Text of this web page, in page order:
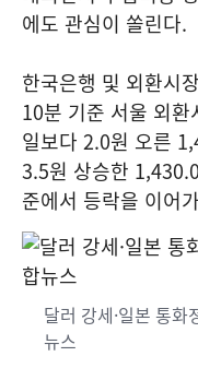
에도 관심이 쏠린다.
한국은행 및 외환시
10분 기준 서울 외
일보다 2.0원 오른
3.5원 상승한
준에서 등락을 이어
달러 강세·일본 통
뉴스